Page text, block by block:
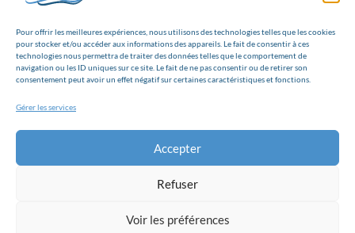
Pour offrir les meilleures expériences, nous utilisons des technologies telles que les cookies
pour stocker et/ou accéder aux informations des appareils. Le fait de consentir à ces
technologies nous permettra de traiter des données telles que le comportement de
navigation ou les ID uniques sur ce site. Le fait de ne pas consentir ou de retirer son
consentement peut avoir un effet négatif sur certaines caractéristiques et fonctions.
Gérer les services
Accepter
Refuser
Voir les préférences
fabrication d’appareils destinés à la destruction des bactéries, virus,
moisissures, et d’autres polluants parfois chimiques.
Envoyer un message Route de Frontigny, 69390 Charly
Facebook LinkedIn